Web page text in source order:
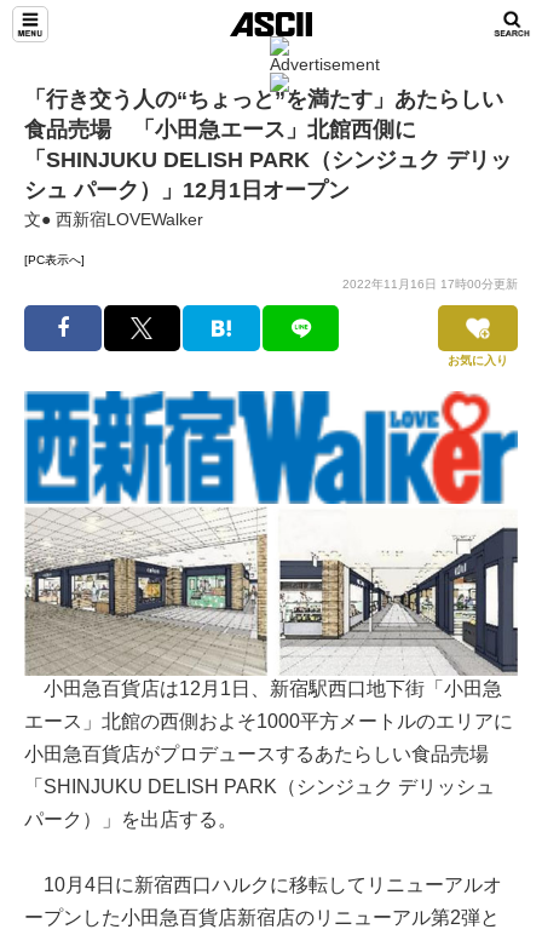
「行き交う人の“ちょっと”を満たす」あたらしい
食品売場 「小田急エース」北館西側に
「SHINJUKU DELISH PARK（シンジュク デリッ
シュ パーク）」12月1日オープン
文● 西新宿LOVEWalker
[PC表示へ]
2022年11月16日 17時00分更新
お気に入り
小田急百貨店は12月1日、新宿駅西口地下街「小田急
エース」北館の西側およそ1000平方メートルのエリアに
小田急百貨店がプロデュースするあたらしい食品売場
「SHINJUKU DELISH PARK（シンジュク デリッシュ
パーク）」を出店する。
10月4日に新宿西口ハルクに移転してリニューアルオ
ープンした小田急百貨店新宿店のリニューアル第2弾と